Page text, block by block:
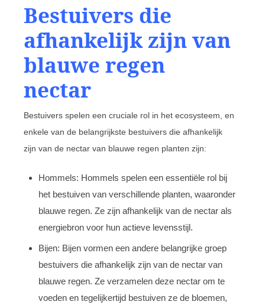
Bestuivers die
afhankelijk zijn van
blauwe regen
nectar
Bestuivers spelen een cruciale rol in het ecosysteem, en
enkele van de belangrijkste bestuivers die afhankelijk
zijn van de nectar van blauwe regen planten zijn:
Hommels: Hommels spelen een essentiële rol bij
het bestuiven van verschillende planten, waaronder
blauwe regen. Ze zijn afhankelijk van de nectar als
energiebron voor hun actieve levensstijl.
Bijen: Bijen vormen een andere belangrijke groep
bestuivers die afhankelijk zijn van de nectar van
blauwe regen. Ze verzamelen deze nectar om te
voeden en tegelijkertijd bestuiven ze de bloemen,